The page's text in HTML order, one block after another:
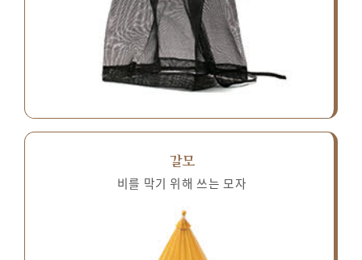
갈모
비를 막기 위해 쓰는 모자